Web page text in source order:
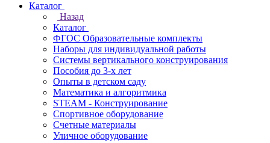
Каталог
Назад
Каталог
ФГОС Образовательные комплекты
Наборы для индивидуальной работы
Системы вертикального конструирования
Пособия до 3-х лет
Опыты в детском саду
Математика и алгоритмика
STEAM - Конструирование
Спортивное оборудование
Счетные материалы
Уличное оборудование